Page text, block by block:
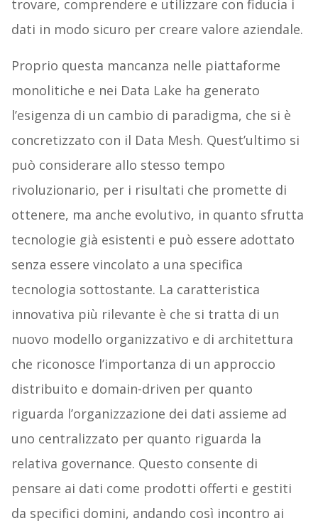
trovare, comprendere e utilizzare con fiducia i
dati in modo sicuro per creare valore aziendale.
Proprio questa mancanza nelle piattaforme
monolitiche e nei Data Lake ha generato
l’esigenza di un cambio di paradigma, che si è
concretizzato con il Data Mesh. Quest’ultimo si
può considerare allo stesso tempo
rivoluzionario, per i risultati che promette di
ottenere, ma anche evolutivo, in quanto sfrutta
tecnologie già esistenti e può essere adottato
senza essere vincolato a una specifica
tecnologia sottostante. La caratteristica
innovativa più rilevante è che si tratta di un
nuovo modello organizzativo e di architettura
che riconosce l’importanza di un approccio
distribuito e domain-driven per quanto
riguarda l’organizzazione dei dati assieme ad
uno centralizzato per quanto riguarda la
relativa governance. Questo consente di
pensare ai dati come prodotti offerti e gestiti
da specifici domini, andando così incontro ai